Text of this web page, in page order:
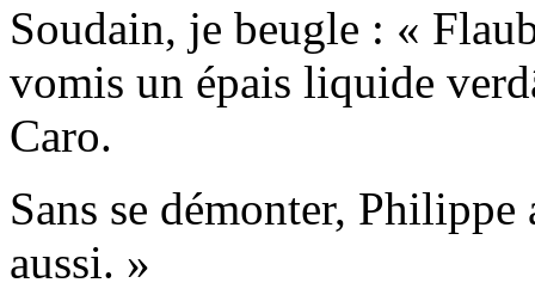
Soudain, je beugle : «
vomis un épais liquide
Caro.
Sans se démonter,
aussi. »